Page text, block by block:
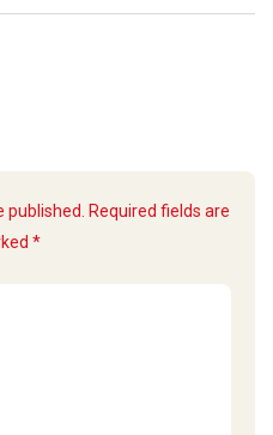
Required fields are
*